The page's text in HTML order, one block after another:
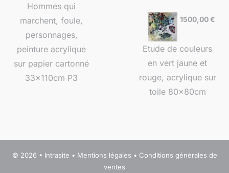
Hommes qui
marchent, foule,
personnages,
peinture acrylique
sur papier cartonné
33x110cm P3
Etude de couleurs
en vert jaune et
rouge, acrylique sur
toile 80x80cm
1500,00€
© 2026 • Intrasite • Mentions légales • Conditions générales de
ventes